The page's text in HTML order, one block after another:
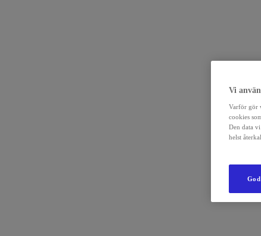
Vi
Varför gör
cookies
Den data
helst